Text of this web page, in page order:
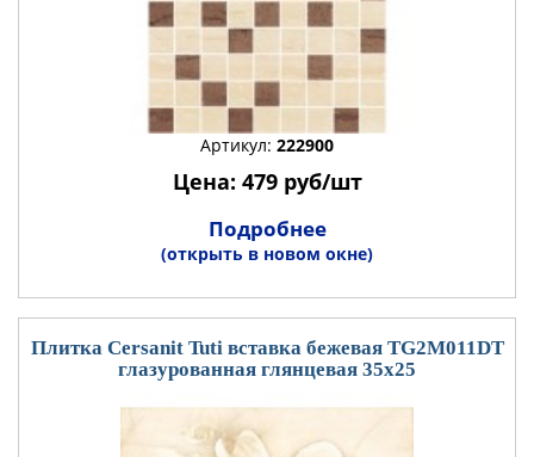
Артикул: 222900
Цена: 479 руб/шт
Подробнее
(открыть в новом окне)
Плитка Cersanit Tuti вставка бежевая TG2M011DT
глазурованная глянцевая 35x25